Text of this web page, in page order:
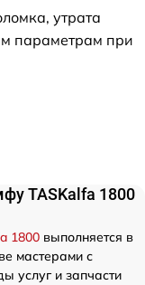
утрата
параметрам при
TASKalfa 1800
1800 выполняется в
мастерами с
услуг и запчасти